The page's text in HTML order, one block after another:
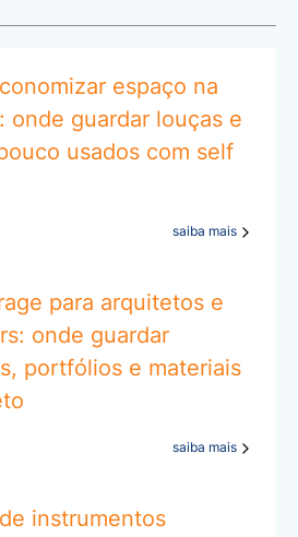
espaço na
onde guardar louças e
usados com self
saiba mais
para arquitetos e
onde guardar
portfólios e materiais
saiba mais
instrumentos